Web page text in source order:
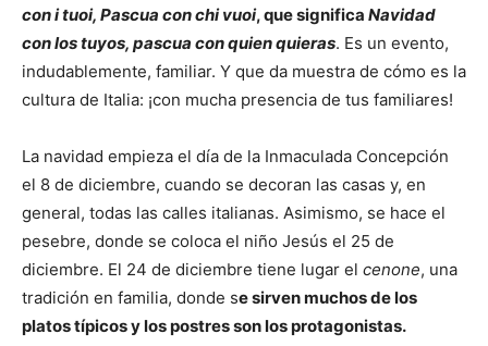
con i tuoi, Pascua con chi vuoi, que significa Navidad
con los tuyos, pascua con quien quieras. Es un evento,
indudablemente, familiar. Y que da muestra de cómo es la
cultura de Italia: ¡con mucha presencia de tus familiares!
La navidad empieza el día de la Inmaculada Concepción
el 8 de diciembre, cuando se decoran las casas y, en
general, todas las calles italianas. Asimismo, se hace el
pesebre, donde se coloca el niño Jesús el 25 de
diciembre. El 24 de diciembre tiene lugar el cenone, una
tradición en familia, donde se sirven muchos de los
platos típicos y los postres son los protagonistas.